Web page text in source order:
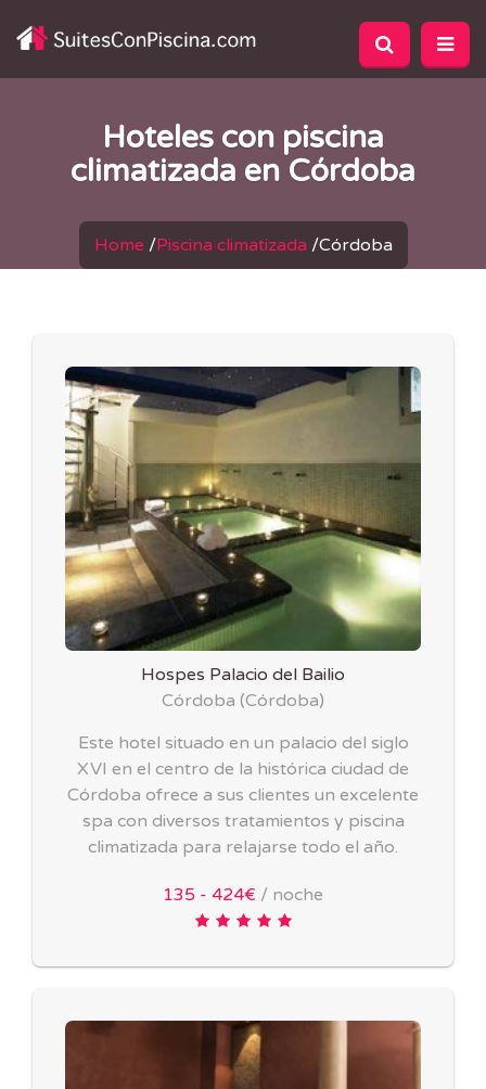
Hoteles con piscina
climatizada en Córdoba
Home /Piscina climatizada /Córdoba
Hospes Palacio del Bailio
Córdoba (Córdoba)
Este hotel situado en un palacio del siglo
XVI en el centro de la histórica ciudad de
Córdoba ofrece a sus clientes un excelente
spa con diversos tratamientos y piscina
climatizada para relajarse todo el año.
135 - 424€ / noche